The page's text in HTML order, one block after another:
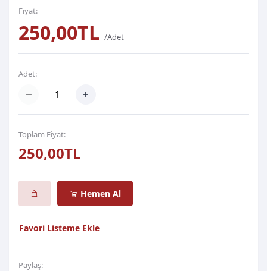
Fiyat:
250,00TL /Adet
Adet:
Toplam Fiyat:
250,00TL
Hemen Al
Favori Listeme Ekle
Paylaş: